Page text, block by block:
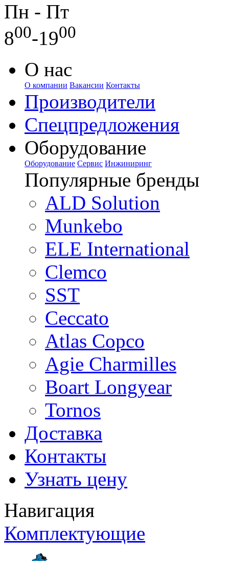
Пн - Пт
800-1900
О нас
О компании Вакансии Контакты
Производители
Спецпредложения
Оборудование
Оборудование Сервис Инжиниринг
Популярные бренды
ALD Solution
Munkebo
ELE International
Clemco
SST
Ceccato
Atlas Copco
Agie Charmilles
Boart Longyear
Tornos
Доставка
Контакты
Узнать цену
Навигация
Комплектующие